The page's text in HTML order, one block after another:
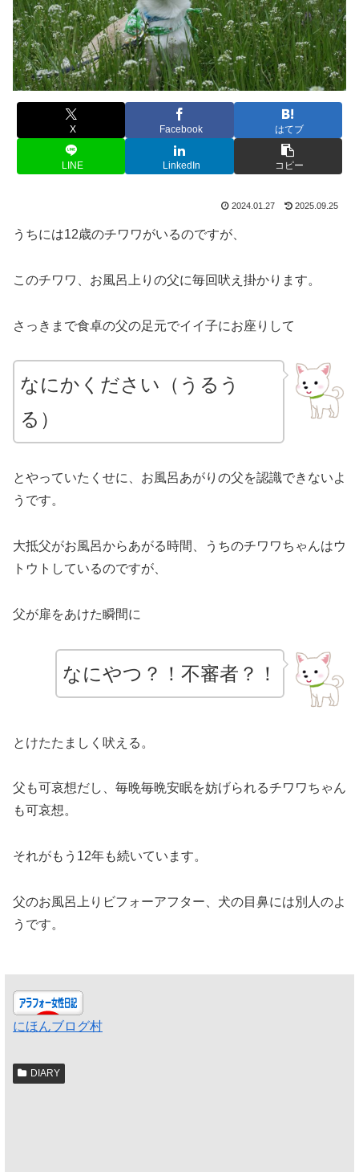
X Facebook はてブ
LINE LinkedIn コピー
2024.01.27 2025.09.25
うちには12歳のチワワがいるのですが、
このチワワ、お風呂上りの父に毎回吠え掛かります。
さっきまで食卓の父の足元でイイ子にお座りして
なにかください（うるう
る）
とやっていたくせに、お風呂あがりの父を認識できないよ
うです。
大抵父がお風呂からあがる時間、うちのチワワちゃんはウ
トウトしているのですが、
父が扉をあけた瞬間に
なにやつ？！不審者？！
とけたたましく吠える。
父も可哀想だし、毎晩毎晩安眠を妨げられるチワワちゃん
も可哀想。
それがもう12年も続いています。
父のお風呂上りビフォーアフター、犬の目鼻には別人のよ
うです。
にほんブログ村
DIARY